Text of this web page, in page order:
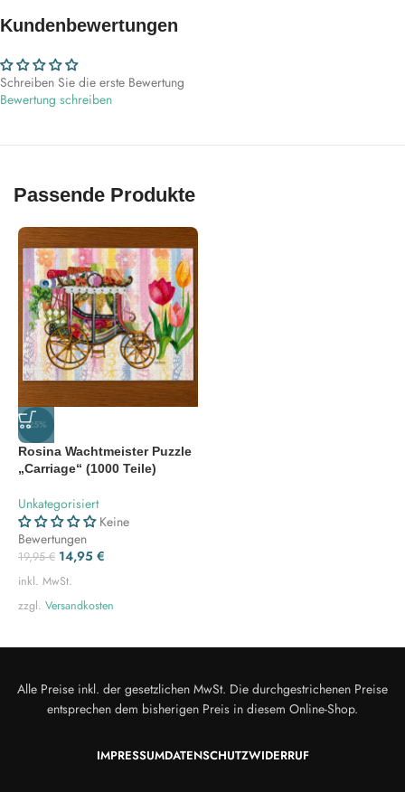
Kundenbewertungen
Schreiben Sie die erste Bewertung
Bewertung schreiben
Passende Produkte
-25%
Rosina Wachtmeister Puzzle
„Carriage“ (1000 Teile)
Unkategorisiert
Keine
Bewertungen
19,95€ 14,95 €
inkl. MwSt.
zzgl. Versandkosten
Alle Preise inkl. der gesetzlichen MwSt. Die durchgestrichenen Preise
entsprechen dem bisherigen Preis in diesem Online-Shop.
IMPRESSUMDATENSCHUTZWIDERRUF